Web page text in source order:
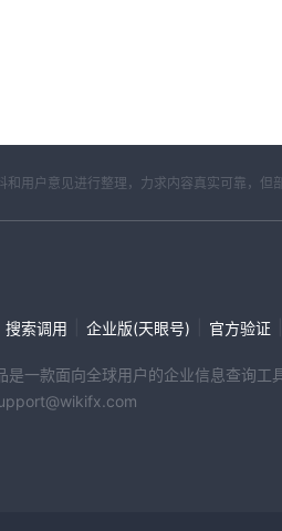
和用户意见进行整理，力求内容真实可靠，但
搜索调用 企业版(天眼号) 官方验证
一款面向全球用户的企业信息查询